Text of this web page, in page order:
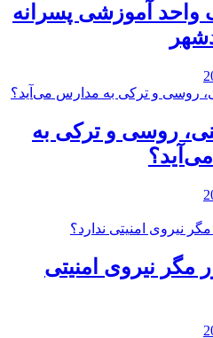
واحد آموزشی پسرانه
روسی و ترکی به
مگر نیروی امنیتی